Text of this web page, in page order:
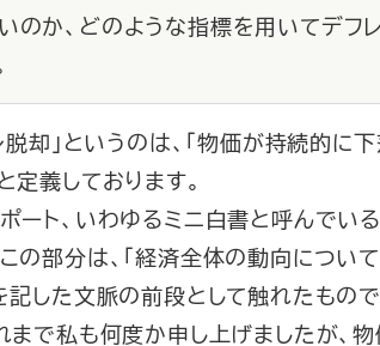
のか、どのような指標を用いてデフ
脱却」というのは、「物価が持続的
定義しております。
ート、いわゆるミニ白書と呼んでい
の部分は、「経済全体の動向につい
記した文脈の前段として触れたもので
まで私も何度か申し上げましたが、